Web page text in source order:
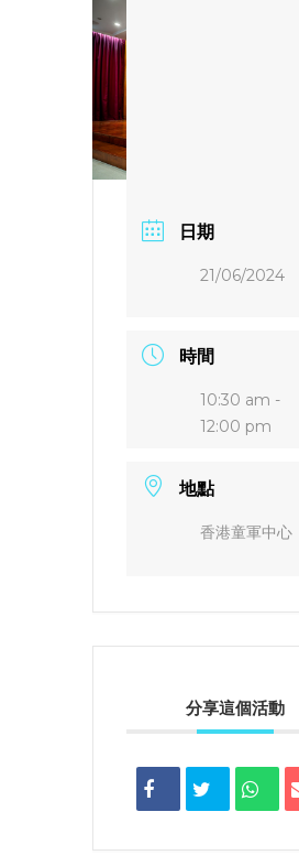
日期
21/06/2024
時間
10:30 am -
12:00 pm
地點
香港童軍中心
分享這個活動